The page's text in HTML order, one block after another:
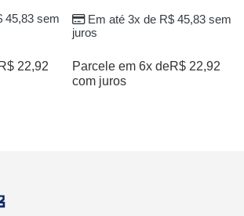
45,83sem
R$ 22,92
Em até 3x de R$45,83sem
juros
Parcele em 6x deR$ 22,92
com juros